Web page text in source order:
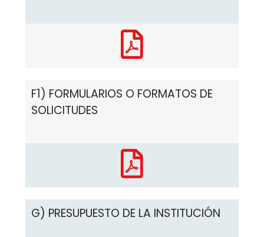
F1) FORMULARIOS O FORMATOS DE
SOLICITUDES
G) PRESUPUESTO DE LA INSTITUCIÓN